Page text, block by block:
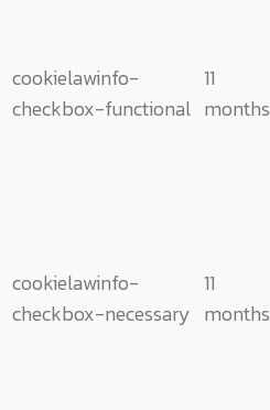
cookielawinfo-
checkbox-functional
11
months
cookielawinfo-
checkbox-necessary
11
months